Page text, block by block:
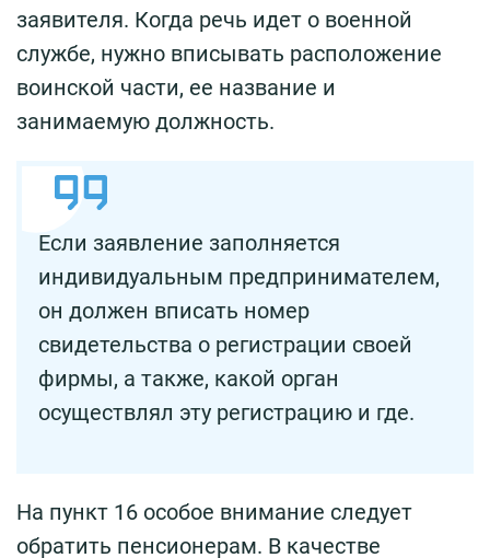
заявителя. Когда речь идет о военной
службе, нужно вписывать расположение
воинской части, ее название и
занимаемую должность.
Если заявление заполняется
индивидуальным предпринимателем,
он должен вписать номер
свидетельства о регистрации своей
фирмы, а также, какой орган
осуществлял эту регистрацию и где.
На пункт 16 особое внимание следует
обратить пенсионерам. В качестве